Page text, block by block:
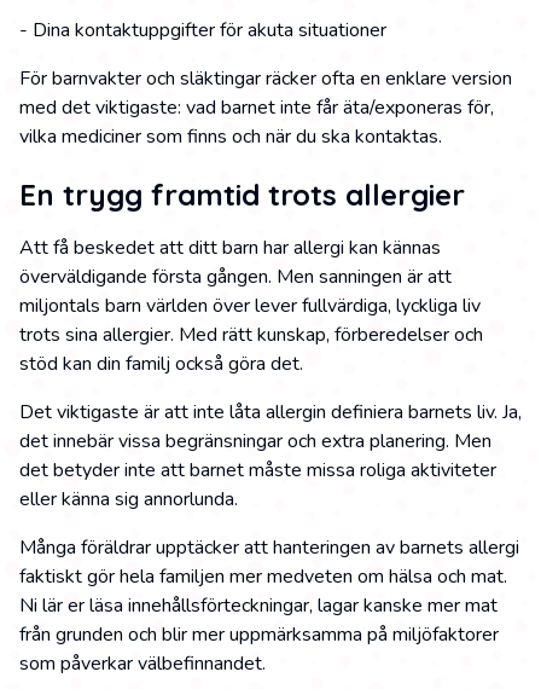
- Dina kontaktuppgifter för akuta situationer
För barnvakter och släktingar räcker ofta en enklare version
med det viktigaste: vad barnet inte får äta/exponeras för,
vilka mediciner som finns och när du ska kontaktas.
En trygg framtid trots allergier
Att få beskedet att ditt barn har allergi kan kännas
överväldigande första gången. Men sanningen är att
miljontals barn världen över lever fullvärdiga, lyckliga liv
trots sina allergier. Med rätt kunskap, förberedelser och
stöd kan din familj också göra det.
Det viktigaste är att inte låta allergin definiera barnets liv. Ja,
det innebär vissa begränsningar och extra planering. Men
det betyder inte att barnet måste missa roliga aktiviteter
eller känna sig annorlunda.
Många föräldrar upptäcker att hanteringen av barnets allergi
faktiskt gör hela familjen mer medveten om hälsa och mat.
Ni lär er läsa innehållsförteckningar, lagar kanske mer mat
från grunden och blir mer uppmärksamma på miljöfaktorer
som påverkar välbefinnandet.